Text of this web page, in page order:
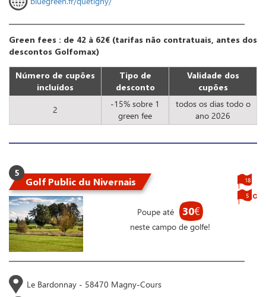
Green fees : de 42 à 62€ (tarifas não contratuais, antes dos
descontos Golfomax)
Número de cupões
incluídos
Tipo de
desconto
Validade dos
cupões
2
-15% sobre 1
green fee
todos os dias todo o
ano 2026
5
Golf Public du Nivernais
Poupe até 30€
neste campo de golfe!
18
5
Le Bardonnay - 58470 Magny-Cours